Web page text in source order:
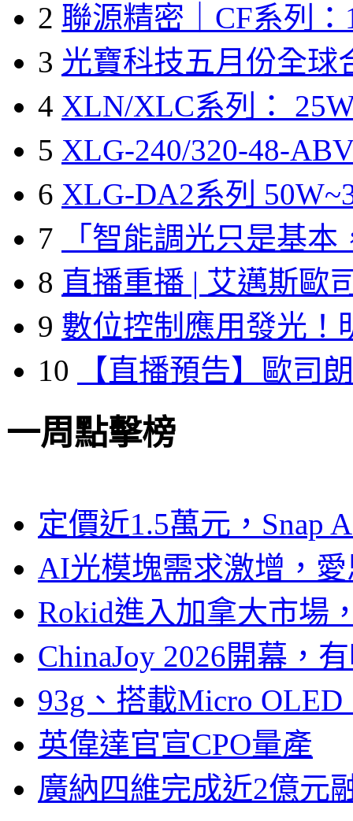
2 聯源精密｜CF系列：
3 光寶科技五月份全球
4 XLN/XLC系列：
5 XLG-240/320-48-
6 XLG-DA2系列
7
「智能調光只是基本
8 直播重播 | 艾邁斯歐
9 數位控制應用發光！
10
【直播預告】歐司
一周點擊榜
定價近1.5萬元，Snap
AI光模塊需求激增，
Rokid進入加拿大市場
ChinaJoy 2026開幕，
93g、搭載Micro
英偉達官宣CPO量產
廣納四維完成近2億元